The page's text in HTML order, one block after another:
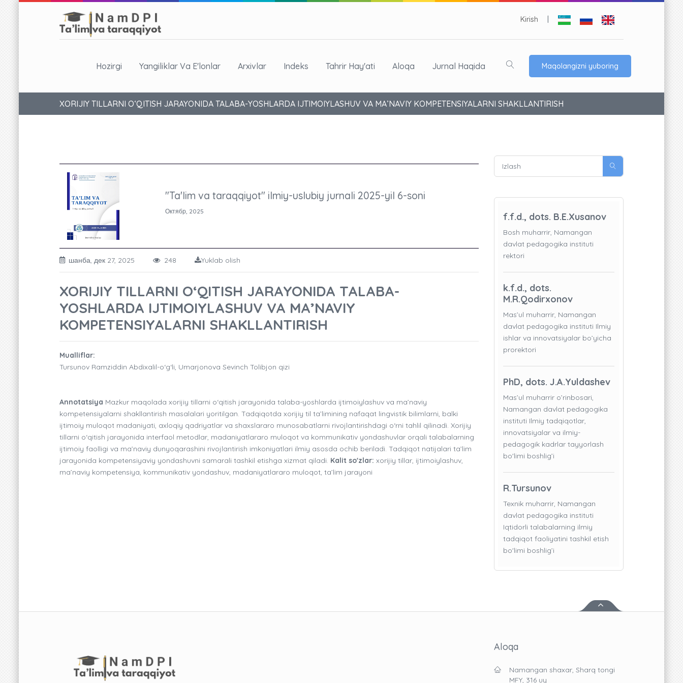
Kirish
Hozirgi Yangiliklar Va E'lonlar Arxivlar Indeks Tahrir Hay'ati Aloqa Jurnal Haqida Maqolangizni yuboring
XORIJIY TILLARNI O‘QITISH JARAYONIDA TALABA-YOSHLARDA IJTIMOIYLASHUV VA MA’NAVIY KOMPETENSIYALARNI SHAKLLANTIRISH
"Ta'lim va taraqqiyot" ilmiy-uslubiy jurnali 2025-yil 6-soni
Октябр, 2025
шанба, дек 27, 2025 248 Yuklab olish
XORIJIY TILLARNI O‘QITISH JARAYONIDA TALABA-
YOSHLARDA IJTIMOIYLASHUV VA MA’NAVIY
KOMPETENSIYALARNI SHAKLLANTIRISH
Mualliflar:
Tursunov Ramziddin Abdixalil-o‘g‘li, Umarjonova Sevinch Tolibjon qizi
Annotatsiya Mazkur maqolada xorijiy tillarni o‘qitish jarayonida talaba-yoshlarda ijtimoiylashuv va ma’naviy
kompetensiyalarni shakllantirish masalalari yoritilgan. Tadqiqotda xorijiy til ta’limining nafaqat lingvistik bilimlarni, balki
ijtimoiy muloqot madaniyati, axloqiy qadriyatlar va shaxslararo munosabatlarni rivojlantirishdagi o‘rni tahlil qilinadi. Xorijiy
tillarni o‘qitish jarayonida interfaol metodlar, madaniyatlararo muloqot va kommunikativ yondashuvlar orqali talabalarning
ijtimoiy faolligi va ma’naviy dunyoqarashini rivojlantirish imkoniyatlari ilmiy asosda ochib beriladi. Tadqiqot natijalari ta’lim
jarayonida kompetensiyaviy yondashuvni samarali tashkil etishga xizmat qiladi. Kalit so'zlar: xorijiy tillar, ijtimoiylashuv,
ma’naviy kompetensiya, kommunikativ yondashuv, madaniyatlararo muloqot, ta’lim jarayoni
f.f.d., dots. B.E.Xusanov
Bosh muharrir, Namangan
davlat pedagogika instituti
rektori
k.f.d., dots.
M.R.Qodirxonov
Mas’ul muharrir, Namangan
davlat pedagogika instituti Ilmiy
ishlar va innovatsiyalar bo’yicha
prorektori
PhD, dots. J.A.Yuldashev
Mas’ul muharrir o’rinbosari,
Namangan davlat pedagogika
instituti Ilmiy tadqiqotlar,
innovatsiyalar va ilmiy-
pedagogik kadrlar tayyorlash
bo'limi boshlig’i
R.Tursunov
Texnik muharrir, Namangan
davlat pedagogika instituti
Iqtidorli talabalarning ilmiy
tadqiqot faoliyatini tashkil etish
bo'limi boshlig’i
Aloqa
Namangan shaxar, Sharq tongi
MFY, 316 uy